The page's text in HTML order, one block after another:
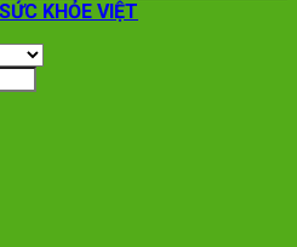
KHỎE VIỆT